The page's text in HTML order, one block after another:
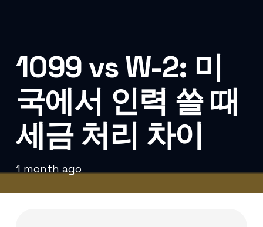
1099 vs W-2: 미
국에서 인력 쓸 때
세금 처리 차이
1 month ago